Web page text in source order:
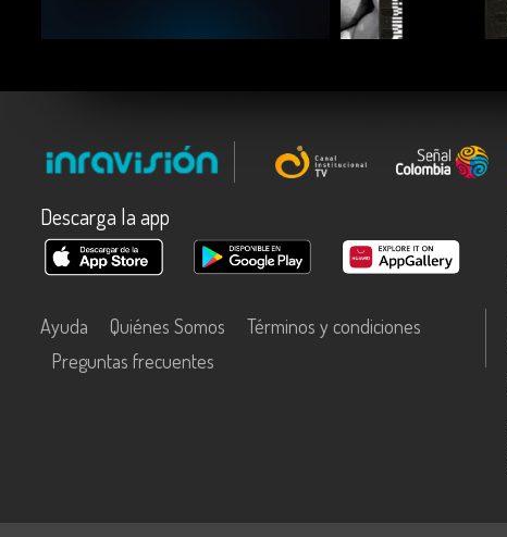
COMPARTIR
Descarga la app
Ayuda Quiénes Somos
Términos y condiciones
Preguntas frecuentes